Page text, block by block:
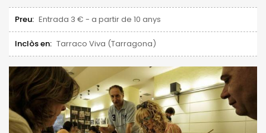
Preu: Entrada 3 € - a partir de 10 anys
Inclòs en: Tarraco Viva (Tarragona)